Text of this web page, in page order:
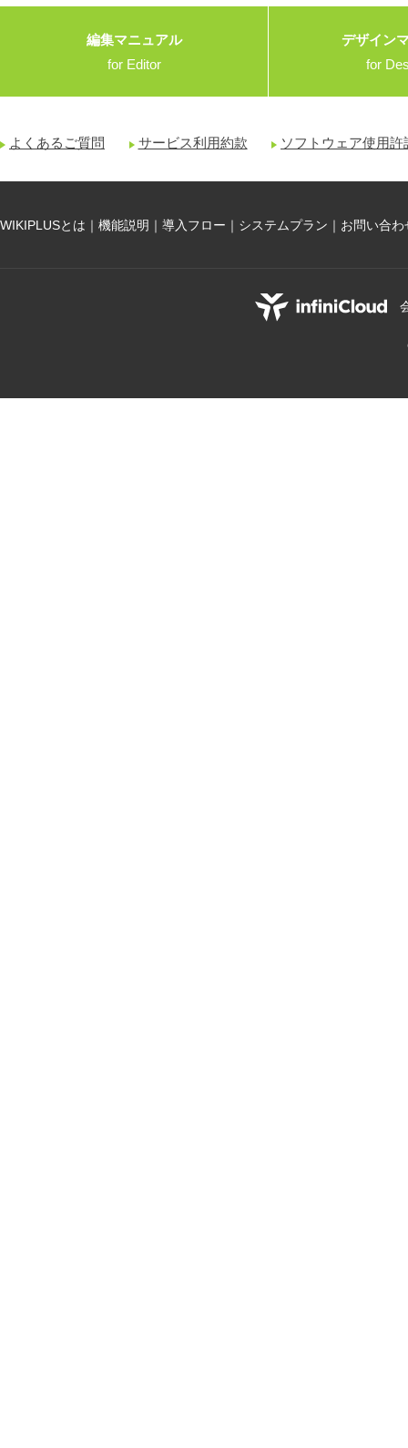
編集マニュアル
for Editor
デザイン
for
よくあるご質問 サービス利用約款 ソフトウェア使用許
WIKIPLUSとは 機能説明 導入フロー システムプラン お問い合わ